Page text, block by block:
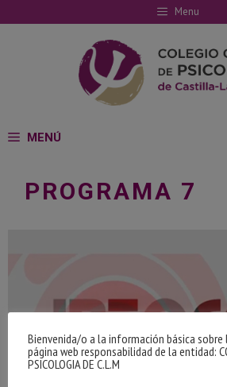
al
Menu
MENÚ
PROGRAMA 7
Bienvenida/o a la información básica sobre
página web responsabilidad de la entidad:
PSICOLOGIA DE C.L.M